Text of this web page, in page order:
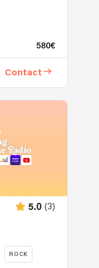
580€
Contact
5.0 (3)
ROCK